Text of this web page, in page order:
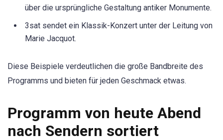
über die ursprüngliche Gestaltung antiker Monumente.
3sat sendet ein Klassik-Konzert unter der Leitung von
Marie Jacquot.
Diese Beispiele verdeutlichen die große Bandbreite des
Programms und bieten für jeden Geschmack etwas.
Programm von heute Abend
nach Sendern sortiert